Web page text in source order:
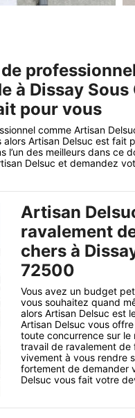
à Dissay
pour vous
comme Artisan
Artisan Delsuc est fait
l’un des meilleurs dans ce
Delsuc et demandez
Artisan
ravalement
chers à
72500
Vous avez un budget
vous souhaitez quand
alors Artisan Delsuc est
Artisan Delsuc vous
toute concurrence sur
travail de ravalement de
vivement à vous rendre
fortement de demander
Delsuc vous fait votre